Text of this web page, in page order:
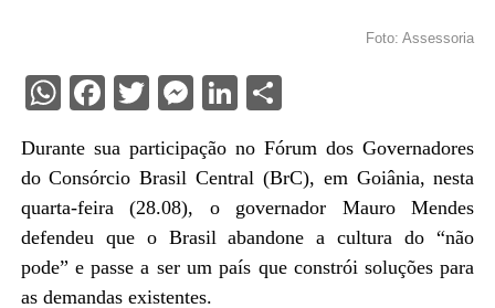
Foto: Assessoria
WhatsApp
Facebook
Twitter
Messenger
LinkedIn
Share
Durante sua participação no Fórum dos Governadores
do Consórcio Brasil Central (BrC), em Goiânia, nesta
quarta-feira (28.08), o governador Mauro Mendes
defendeu que o Brasil abandone a cultura do “não
pode” e passe a ser um país que constrói soluções para
as demandas existentes.